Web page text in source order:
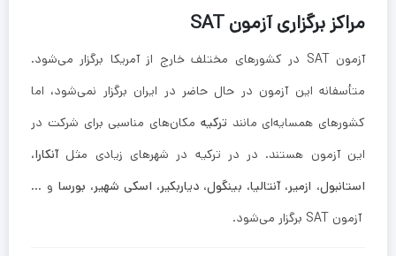
مراکز برگزاری آزمون SAT
آزمون SAT در کشورهای مختلف خارج از آمریکا برگزار می‌شود.
متأسفانه این آزمون در حال حاضر در ایران برگزار نمی‌شود، اما
کشورهای همسایه‌ای مانند ترکیه مکان‌های مناسبی برای شرکت در
این آزمون هستند. در در ترکیه در شهرهای زیادی مثلآنکارا،
استانبول، ازمیر، آنتالیا، بینگول، دیاربکیر، اسکی شهیر، بورسا و …
آزمون SAT برگزار می‌شود.